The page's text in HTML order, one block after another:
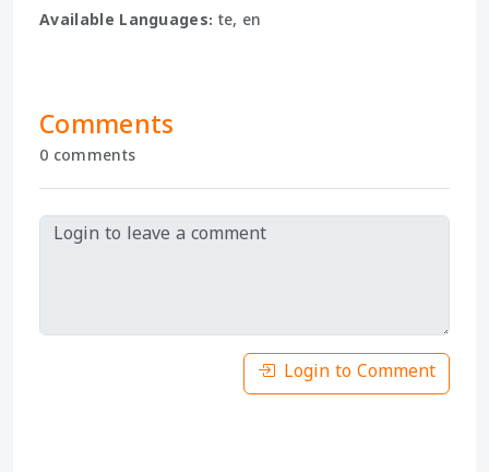
Available Languages: te, en
Comments
0 comments
Login to Comment